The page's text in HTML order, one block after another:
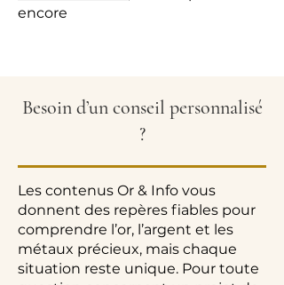
encore
Besoin d’un conseil personnalisé
?
Les contenus Or & Info vous
donnent des repères fiables pour
comprendre l’or, l’argent et les
métaux précieux, mais chaque
situation reste unique. Pour toute